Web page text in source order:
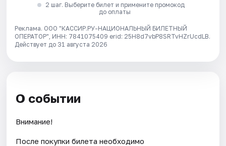
2 шаг. Выберите билет и примените промокод
до оплаты
Реклама. ООО "КАССИР.РУ-НАЦИОНАЛЬНЫЙ БИЛЕТНЫЙ
ОПЕРАТОР", ИНН: 7841075409 erid: 25H8d7vbP8SRTvHZrUcdLB.
Действует до 31 августа 2026
О событии
Внимание!
После покупки билета необходимо